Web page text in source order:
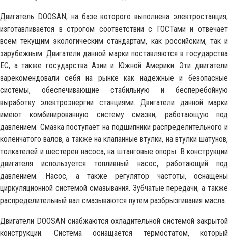
Двигатель DOOSAN, на базе которого выполнена электростанция,
изготавливается в строгом соответствии с ГОСТами и отвечает
всем текущим экологическим стандартам, как российским, так и
зарубежным. Двигатели данной марки поставляются в государства
ЕС, а также государства Азии и Южной Америки. Эти двигатели
зарекомендовали себя на рынке как надежные и безопасные
системы, обеспечивающие стабильную и бесперебойную
выработку электроэнергии станциями. Двигатели данной марки
имеют комбинированную систему смазки, работающую под
давлением. Смазка поступает на подшипники распределительного и
коленчатого валов, а также на клапанные втулки, на втулки шатунов,
толкателей и шестерен насоса, на штанговые опоры. В конструкции
двигателя используется топливный насос, работающий под
давлением. Насос, а также регулятор частоты, оснащены
циркуляционной системой смазывания. Зубчатые передачи, а также
распределительный вал смазываются путем разбрызгивания масла.
Двигатели DOOSAN снабжаются охладительной системой закрытой
конструкции. Система оснащается термостатом, который